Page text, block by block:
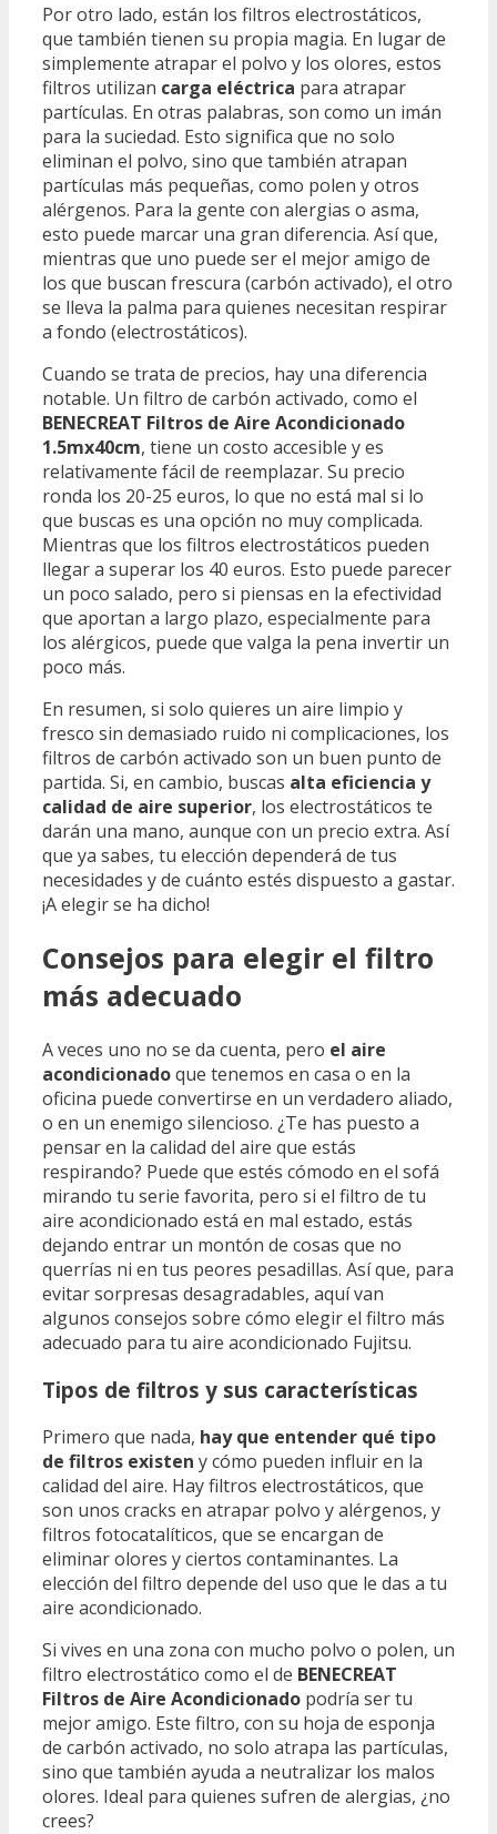
Por otro lado, están los filtros electrostáticos,
que también tienen su propia magia. En lugar de
simplemente atrapar el polvo y los olores, estos
filtros utilizan carga eléctrica para atrapar
partículas. En otras palabras, son como un imán
para la suciedad. Esto significa que no solo
eliminan el polvo, sino que también atrapan
partículas más pequeñas, como polen y otros
alérgenos. Para la gente con alergias o asma,
esto puede marcar una gran diferencia. Así que,
mientras que uno puede ser el mejor amigo de
los que buscan frescura (carbón activado), el otro
se lleva la palma para quienes necesitan respirar
a fondo (electrostáticos).
Cuando se trata de precios, hay una diferencia
notable. Un filtro de carbón activado, como el
BENECREAT Filtros de Aire Acondicionado
1.5mx40cm, tiene un costo accesible y es
relativamente fácil de reemplazar. Su precio
ronda los 20-25 euros, lo que no está mal si lo
que buscas es una opción no muy complicada.
Mientras que los filtros electrostáticos pueden
llegar a superar los 40 euros. Esto puede parecer
un poco salado, pero si piensas en la efectividad
que aportan a largo plazo, especialmente para
los alérgicos, puede que valga la pena invertir un
poco más.
En resumen, si solo quieres un aire limpio y
fresco sin demasiado ruido ni complicaciones, los
filtros de carbón activado son un buen punto de
partida. Si, en cambio, buscas alta eficiencia y
calidad de aire superior, los electrostáticos te
darán una mano, aunque con un precio extra. Así
que ya sabes, tu elección dependerá de tus
necesidades y de cuánto estés dispuesto a gastar.
¡A elegir se ha dicho!
Consejos para elegir el filtro
más adecuado
A veces uno no se da cuenta, pero el aire
acondicionadoque tenemos en casa o en la
oficina puede convertirse en un verdadero aliado,
o en un enemigo silencioso. ¿Te has puesto a
pensar en la calidad del aire que estás
respirando? Puede que estés cómodo en el sofá
mirando tu serie favorita, pero si el filtro de tu
aire acondicionado está en mal estado, estás
dejando entrar un montón de cosas que no
querrías ni en tus peores pesadillas. Así que, para
evitar sorpresas desagradables, aquí van
algunos consejos sobre cómo elegir el filtro más
adecuado para tu aire acondicionado Fujitsu.
Tipos de filtros y sus características
Primero que nada, hay que entender qué tipo
de filtros existen y cómo pueden influir en la
calidad del aire. Hay filtros electrostáticos, que
son unos cracks en atrapar polvo y alérgenos, y
filtros fotocatalíticos, que se encargan de
eliminar olores y ciertos contaminantes. La
elección del filtro depende del uso que le das a tu
aire acondicionado.
Si vives en una zona con mucho polvo o polen, un
filtro electrostático como el de BENECREAT
Filtros de Aire Acondicionado podría ser tu
mejor amigo. Este filtro, con su hoja de esponja
de carbón activado, no solo atrapa las partículas,
sino que también ayuda a neutralizar los malos
olores. Ideal para quienes sufren de alergias, ¿no
crees?